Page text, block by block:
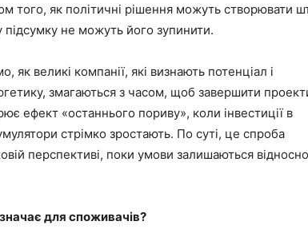
того, як політичні рішення можуть створювати
не можуть його зупинити.
як великі компанії, які визнають потенціал і
змагаються з часом, щоб завершити
ефект «останнього пориву», коли інвестиції в
стрімко зростають. По суті, це спроба
перспективі, поки умови залишаються відносно
для споживачів?